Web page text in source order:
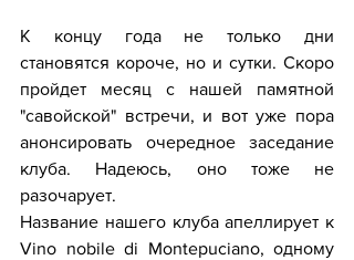
К концу года не только дни
становятся короче, но и сутки. Скоро
пройдет месяц с нашей памятной
"савойской" встречи, и вот уже пора
анонсировать очередное заседание
клуба. Надеюсь, оно тоже не
разочарует.
Название нашего клуба апеллирует к
Vino nobile di Montepuciano, одному